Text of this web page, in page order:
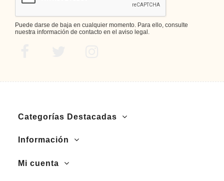
Puede darse de baja en cualquier momento. Para ello, consulte
nuestra información de contacto en el aviso legal.
Categorías Destacadas
Información
Mi cuenta